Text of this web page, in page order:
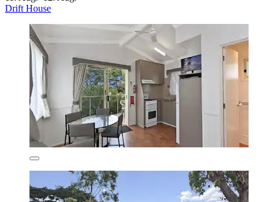
Drift House